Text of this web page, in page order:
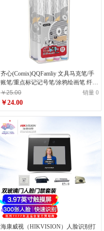
齐心(Comix)QQFamliy 文具马克笔/手
账笔/重点标记记号笔/涂鸦绘画笔 纤维
笔头 12色 QFMK01-12
￥25.00 销量 0
￥24.00
海康威视（HIKVISION）人脸识别打